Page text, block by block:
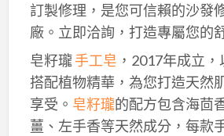
訂製修理，是您可信賴的沙發
廠。立即洽詢，打造專屬您的
皂籽瓏手工皂 ，2017年成立
搭配植物精華，為您打造天然
享受。 皂籽瓏的配方包含海茴
薑、左手香等天然成分，每款